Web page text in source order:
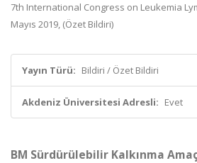
7th International Congress on Leukemia
Mayıs 2019, (Özet Bildiri)
Yayın Türü: Bildiri / Özet Bildiri
Akdeniz Üniversitesi Adresli: Evet
BM Sürdürülebilir Kalkınma